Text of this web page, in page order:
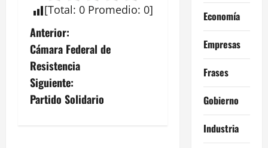
[Total: 0 Promedio: 0]
N
a
v
e
Anterior:
Cámara Federal de
Resistencia
Siguiente:
Partido Solidario
Economía
Empresas
Frases
Gobierno
Industria